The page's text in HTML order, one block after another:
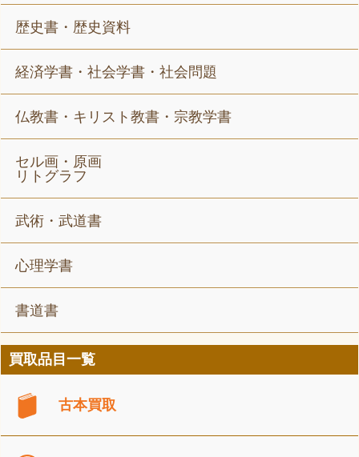
歴史書・歴史資料
経済学書・社会学書・社会問題
仏教書・キリスト教書・宗教学書
セル画・原画
リトグラフ
武術・武道書
心理学書
書道書
買取品目一覧
古本買取